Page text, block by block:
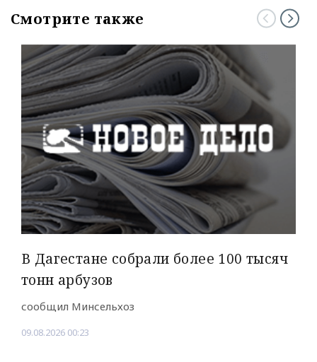
Смотрите также
В Дагестане собрали более 100 тысяч
тонн арбузов
сообщил Минсельхоз
09.08.2026 00:23